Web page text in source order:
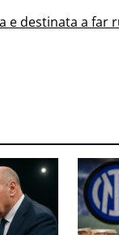
e destinata a far